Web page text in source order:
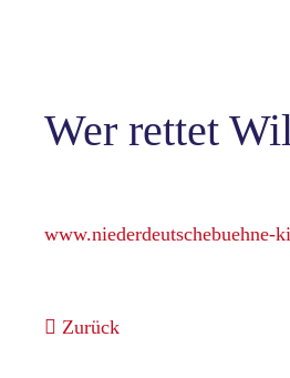
Wer rettet
www.niederdeutschebuehne-
Zurück